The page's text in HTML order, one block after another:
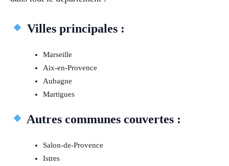
Villes principales :
Marseille
Aix-en-Provence
Aubagne
Martigues
Autres communes couvertes :
Salon-de-Provence
Istres